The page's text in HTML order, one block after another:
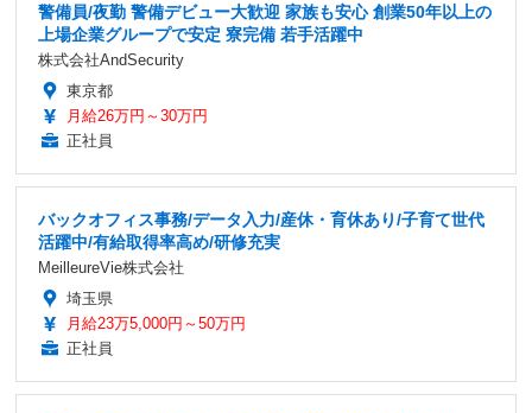
警備員/夜勤 警備デビュー大歓迎 家族も安心 創業50年以上の
上場企業グループで安定 寮完備 若手活躍中
株式会社AndSecurity
東京都
月給26万円～30万円
正社員
バックオフィス事務/データ入力/産休・育休あり/子育て世代
活躍中/有給取得率高め/研修充実
MeilleureVie株式会社
埼玉県
月給23万5,000円～50万円
正社員